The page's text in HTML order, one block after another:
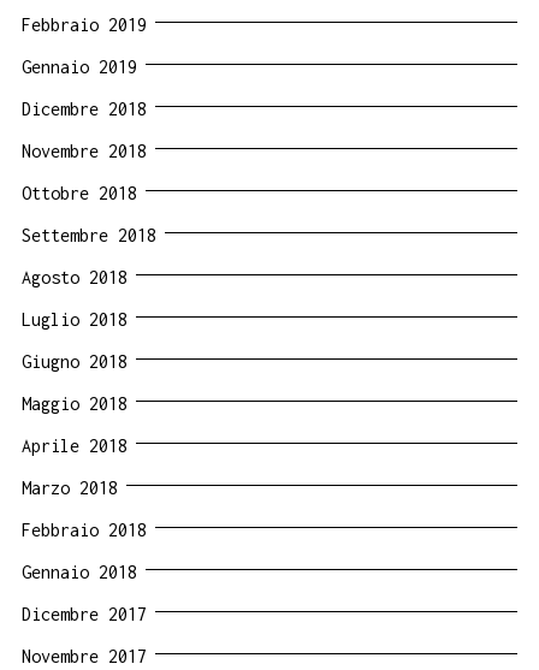
Febbraio 2019
Gennaio 2019
Dicembre 2018
Novembre 2018
Ottobre 2018
Settembre 2018
Agosto 2018
Luglio 2018
Giugno 2018
Maggio 2018
Aprile 2018
Marzo 2018
Febbraio 2018
Gennaio 2018
Dicembre 2017
Novembre 2017